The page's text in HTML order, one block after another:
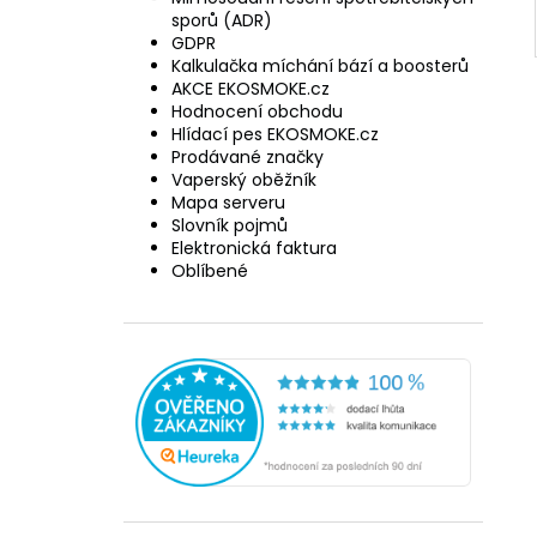
sporů (ADR)
GDPR
Kalkulačka míchání bází a boosterů
AKCE EKOSMOKE.cz
Hodnocení obchodu
Hlídací pes EKOSMOKE.cz
Prodávané značky
Vaperský oběžník
Mapa serveru
Slovník pojmů
Elektronická faktura
Oblíbené